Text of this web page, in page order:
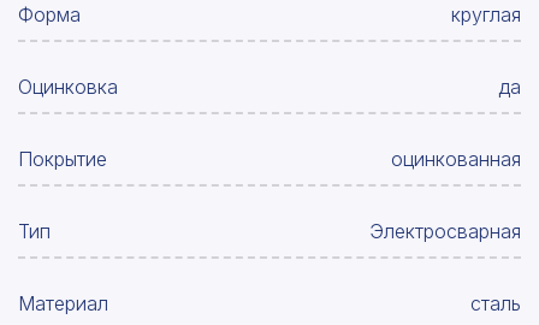
Форма круглая
Оцинковка да
Покрытие оцинкованная
Тип Электросварная
Материал сталь